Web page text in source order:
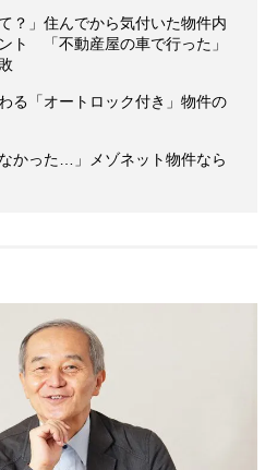
？」住んでから気付いた物件内
ト 「不動産屋の車で行った」
る「オートロック付き」物件の
かった…」メゾネット物件なら